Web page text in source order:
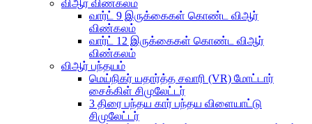
விஆர் விண்கலம்
வார்ட் 9 இருக்கைகள் கொண்ட விஆர்
விண்கலம்
வார்ட் 12 இருக்கைகள் கொண்ட விஆர்
விண்கலம்
விஆர் பந்தயம்
மெய்நிகர் யதார்த்த சவாரி (VR) மோட்டார்
சைக்கிள் சிமுலேட்டர்
3 திரை பந்தய கார் பந்தய விளையாட்டு
சிமுலேட்டர்